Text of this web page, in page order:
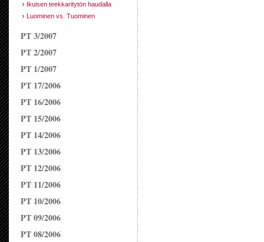
Ikuisen teekkaritytön haudalla
Luominen vs. Tuominen
PT 3/2007
PT 2/2007
PT 1/2007
PT 17/2006
PT 16/2006
PT 15/2006
PT 14/2006
PT 13/2006
PT 12/2006
PT 11/2006
PT 10/2006
PT 09/2006
PT 08/2006